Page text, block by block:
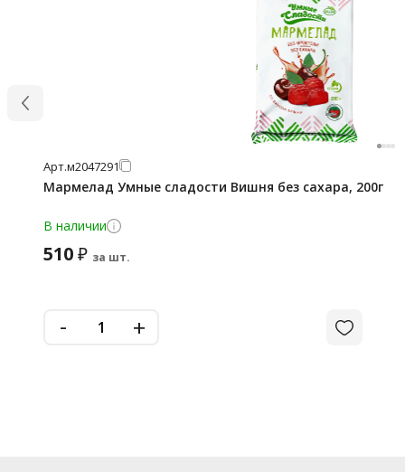
Арт.м2047291
Мармелад Умные сладости Вишня без сахара, 200г
В наличии
510₽ за шт.
- +